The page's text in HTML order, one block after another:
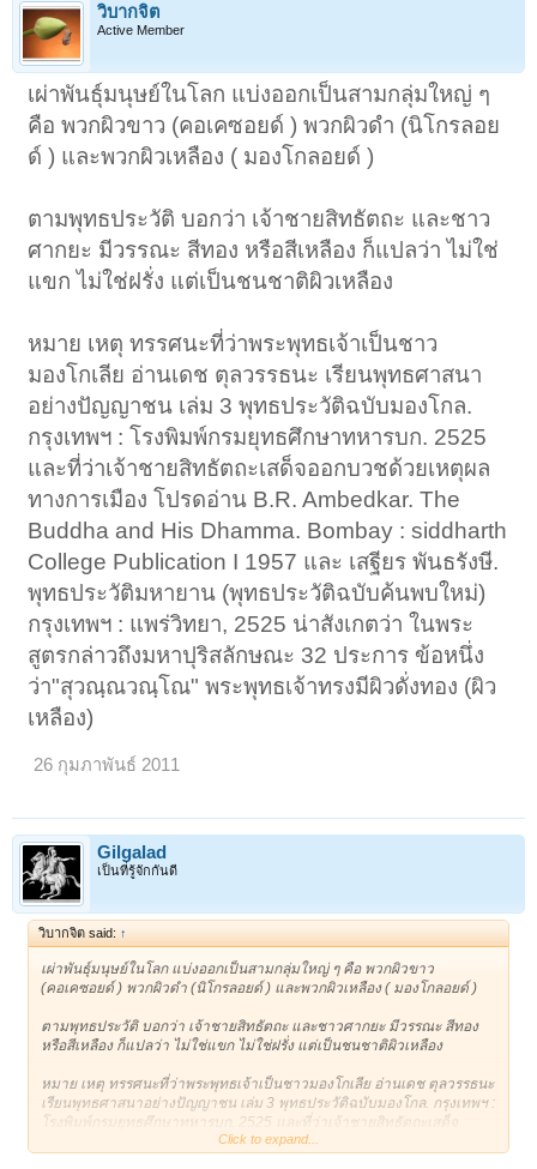
วิบากจิต
Active Member
เผ่าพันธุ์มนุษย์ในโลก แบ่งออกเป็นสามกลุ่มใหญ่ ๆ
คือ พวกผิวขาว (คอเคซอยด์ ) พวกผิวดำ (นิโกรลอย
ด์ ) และพวกผิวเหลือง ( มองโกลอยด์ )
ตามพุทธประวัติ บอกว่า เจ้าชายสิทธัตถะ และชาว
ศากยะ มีวรรณะ สีทอง หรือสีเหลือง ก็แปลว่า ไม่ใช่
แขก ไม่ใช่ฝรั่ง แต่เป็นชนชาติผิวเหลือง
หมาย เหตุ ทรรศนะที่ว่าพระพุทธเจ้าเป็นชาว
มองโกเลีย อ่านเดช ตุลวรรธนะ เรียนพุทธศาสนา
อย่างปัญญาชน เล่ม 3 พุทธประวัติฉบับมองโกล.
กรุงเทพฯ : โรงพิมพ์กรมยุทธศึกษาทหารบก. 2525
และที่ว่าเจ้าชายสิทธัตถะเสด็จออกบวชด้วยเหตุผล
ทางการเมือง โปรดอ่าน B.R. Ambedkar. The
Buddha and His Dhamma. Bombay : siddharth
College Publication I 1957 และ เสฐียร พันธรังษี.
พุทธประวัติมหายาน (พุทธประวัติฉบับค้นพบใหม่)
กรุงเทพฯ : แพร่วิทยา, 2525 น่าสังเกตว่า ในพระ
สูตรกล่าวถึงมหาปุริสลักษณะ 32 ประการ ข้อหนึ่ง
ว่า"สุวณฺณวณฺโณ" พระพุทธเจ้าทรงมีผิวดั่งทอง (ผิว
เหลือง)
26 กุมภาพันธ์ 2011
Gilgalad
เป็นที่รู้จักกันดี
วิบากจิต said: ↑
เผ่าพันธุ์มนุษย์ในโลก แบ่งออกเป็นสามกลุ่มใหญ่ ๆ คือ พวกผิวขาว
(คอเคซอยด์ ) พวกผิวดำ (นิโกรลอยด์ ) และพวกผิวเหลือง ( มองโกลอยด์ )
ตามพุทธประวัติ บอกว่า เจ้าชายสิทธัตถะ และชาวศากยะ มีวรรณะ สีทอง
หรือสีเหลือง ก็แปลว่า ไม่ใช่แขก ไม่ใช่ฝรั่ง แต่เป็นชนชาติผิวเหลือง
หมาย เหตุ ทรรศนะที่ว่าพระพุทธเจ้าเป็นชาวมองโกเลีย อ่านเดช ตุลวรรธนะ
เรียนพุทธศาสนาอย่างปัญญาชน เล่ม 3 พุทธประวัติฉบับมองโกล. กรุงเทพฯ :
โรงพิมพ์กรมยุทธศึกษาทหารบก. 2525 และที่ว่าเจ้าชายสิทธัตถะเสด็จ
ออกบวชด้วยเหตุผลทางการเมือง โปรดอ่าน B.R. Ambedkar. The Buddha
Click to expand...